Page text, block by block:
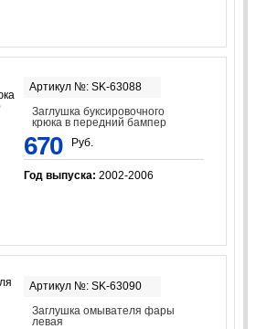
Артикул №: SK-63088
Заглушка буксировочного
крюка в передний бампер
670 Руб.
Год выпуска: 2002-2006
Артикул №: SK-63090
Заглушка омывателя фары
левая